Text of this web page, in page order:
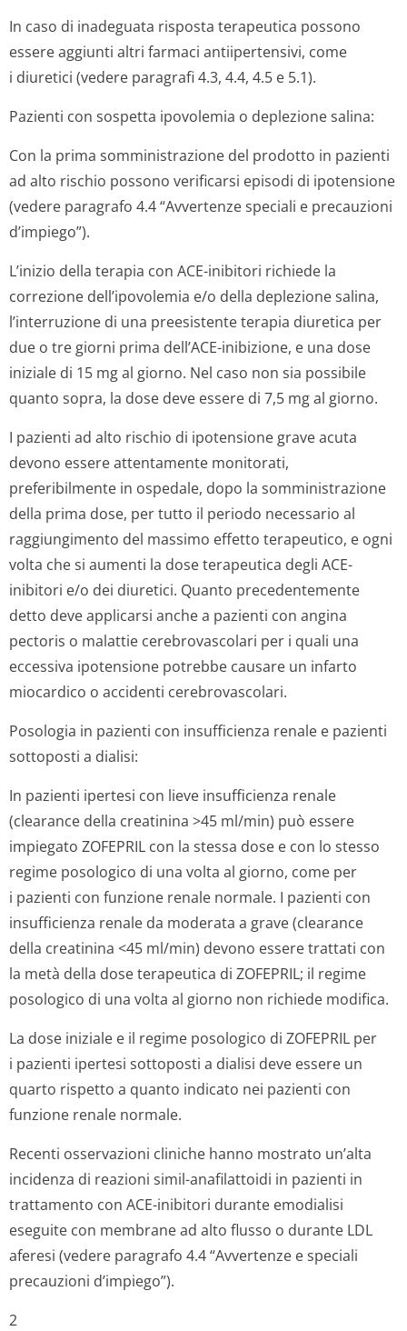
In caso di inadeguata risposta terapeutica possono
essere aggiunti altri farmaci antiipertensivi, come
i diuretici (vedere paragrafi 4.3, 4.4, 4.5 e 5.1).
Pazienti con sospetta ipovolemia o deplezione salina:
Con la prima somministrazione del prodotto in pazienti
ad alto rischio possono verificarsi episodi di ipotensione
(vedere paragrafo 4.4 “Avvertenze speciali e precauzioni
d’impiego”).
L’inizio della terapia con ACE-inibitori richiede la
correzione dell’ipovolemia e/o della deplezione salina,
l’interruzione di una preesistente terapia diuretica per
due o tre giorni prima dell’ACE-inibizione, e una dose
iniziale di 15 mg al giorno. Nel caso non sia possibile
quanto sopra, la dose deve essere di 7,5 mg al giorno.
I pazienti ad alto rischio di ipotensione grave acuta
devono essere attentamente monitorati,
preferibilmente in ospedale, dopo la somministrazione
della prima dose, per tutto il periodo necessario al
raggiungimento del massimo effetto terapeutico, e ogni
volta che si aumenti la dose terapeutica degli ACE-
inibitori e/o dei diuretici. Quanto precedentemente
detto deve applicarsi anche a pazienti con angina
pectoris o malattie cerebrovascolari per i quali una
eccessiva ipotensione potrebbe causare un infarto
miocardico o accidenti cerebrovascolari.
Posologia in pazienti con insufficienza renale e pazienti
sottoposti a dialisi:
In pazienti ipertesi con lieve insufficienza renale
(clearance della creatinina >45 ml/min) può essere
impiegato ZOFEPRIL con la stessa dose e con lo stesso
regime posologico di una volta al giorno, come per
i pazienti con funzione renale normale. I pazienti con
insufficienza renale da moderata a grave (clearance
della creatinina <45 ml/min) devono essere trattati con
la metà della dose terapeutica di ZOFEPRIL; il regime
posologico di una volta al giorno non richiede modifica.
La dose iniziale e il regime posologico di ZOFEPRIL per
i pazienti ipertesi sottoposti a dialisi deve essere un
quarto rispetto a quanto indicato nei pazienti con
funzione renale normale.
Recenti osservazioni cliniche hanno mostrato un’alta
incidenza di reazioni simil-anafilattoidi in pazienti in
trattamento con ACE-inibitori durante emodialisi
eseguite con membrane ad alto flusso o durante LDL
aferesi (vedere paragrafo 4.4 “Avvertenze e speciali
precauzioni d’impiego”).
2